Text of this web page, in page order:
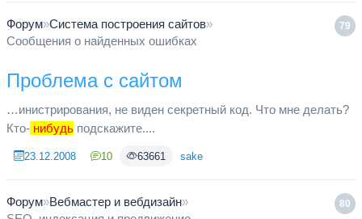
79
Форум»Система построения сайтов»
Сообщения о найденных ошибках
Проблема с сайтом
…инистрирования, не виден секретный код. Что мне делать?
Кто- нибудь подскажите....
23.12.2008 10 63661 sake
80
Форум»Вебмастер и вебдизайн»